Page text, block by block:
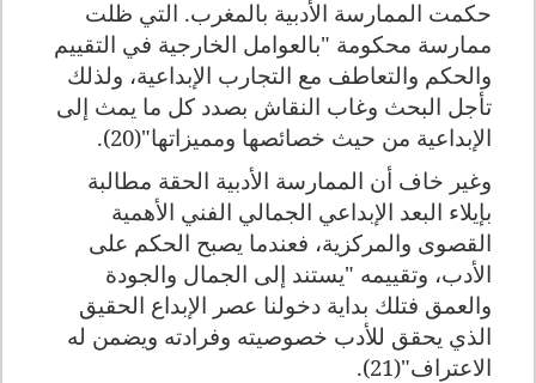
حكمت الممارسة الأدبية بالمغرب. التي ظلت
ممارسة محكومة "بالعوامل الخارجية في التقييم
والحكم والتعاطف مع التجارب الإبداعية، ولذلك
تأجل البحث وغاب النقاش بصدد كل ما يمث إلى
الإبداعية من حيث خصائصها ومميزاتها"(20).
وغير خاف أن الممارسة الأدبية الحقة مطالبة
بإيلاء البعد الإبداعي الجمالي الفني الأهمية
القصوى والمركزية، فعندما يصبح الحكم على
الأدب، وتقييمه "يستند إلى الجمال والجودة
والعمق فتلك بداية دخولنا عصر الإبداع الحقيق
الذي يحقق للأدب خصوصيته وفرادته ويضمن له
الاعتراف"(21).